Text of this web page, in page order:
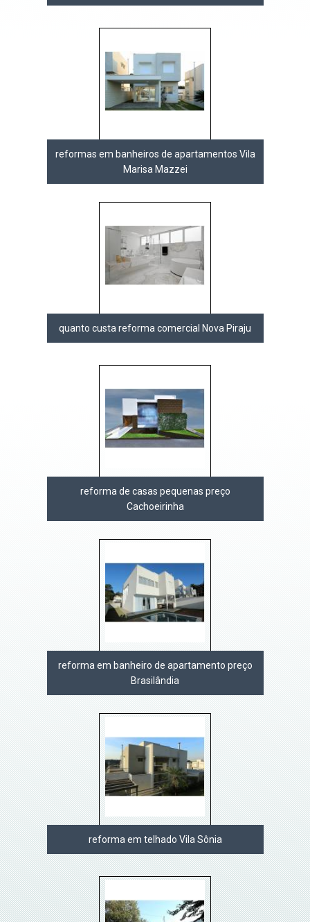
reformas em banheiros de apartamentos Vila
Marisa Mazzei
quanto custa reforma comercial Nova Piraju
reforma de casas pequenas preço
Cachoeirinha
reforma em banheiro de apartamento preço
Brasilândia
reforma em telhado Vila Sônia